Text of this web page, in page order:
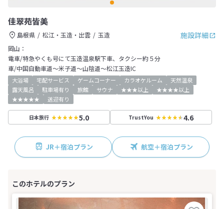
佳翠苑皆美
施設詳細
島根県 松江・玉造・出雲
玉造
岡山：
電車/特急やくも号にて玉造温泉駅下車、タクシー約５分
車/中国自動車道～米子道～山陰道～松江玉造IC
大浴場 宅配サービス ゲームコーナー カラオケルーム
天然温泉
露天風呂
駐車場有り 旅館 サウナ ★★★以上
★★★★以上
★★★★★
送迎有り
日本旅行 5.0 TrustYou 4.6
JR＋宿泊プラン 航空＋宿泊プラン